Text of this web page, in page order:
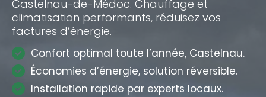
Castelnau-de-Médoc. Chauffage et
climatisation performants, réduisez vos
factures d’énergie.
Confort optimal toute l’année, Castelnau.
Économies d’énergie, solution réversible.
Installation rapide par experts locaux.